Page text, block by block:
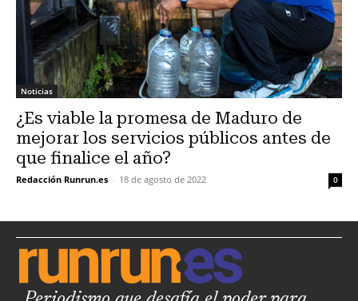
Noticias
¿Es viable la promesa de Maduro de
mejorar los servicios públicos antes de
que finalice el año?
Redacción Runrun.es - 18 de agosto de 2022 0